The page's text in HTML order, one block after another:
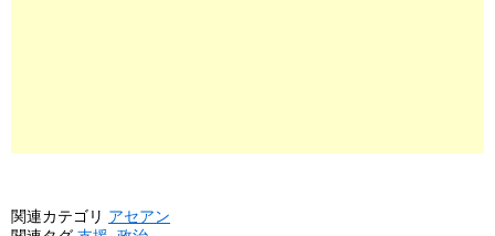
関連カテゴリ アセアン